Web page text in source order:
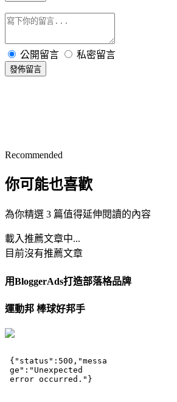
公開留言 私密留言
發佈留言
Recommended
你可能也喜歡
為你精選 3 篇值得延伸閱讀的內容
載入推薦文章中...
目前沒有推薦文章
用BloggerAds打造部落格品牌
運動邦 棒球好邦手